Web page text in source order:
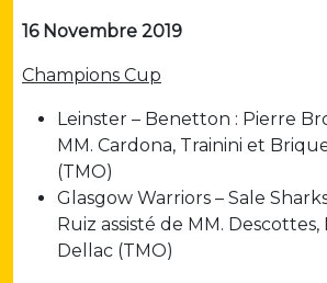
16 Novembre 2019
Champions Cup
Leinster – Benetton : Pierre
MM. Cardona, Trainini et
(TMO)
Glasgow Warriors – Sale
Ruiz assisté de MM.
Dellac (TMO)